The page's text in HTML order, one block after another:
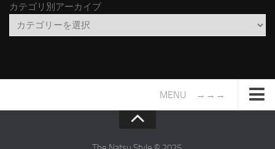
カテゴリ別アーカイブ
MENU →→→